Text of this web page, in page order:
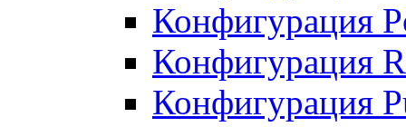
Конфигурация
Конфигурация
Конфигурация